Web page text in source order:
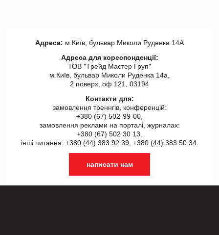
Адреса: м.Київ, бульвар Миколи Руденка 14А
Адреса для кореспонденції:
ТОВ "Tрейд Мастер Груп"
м.Київ, бульвар Миколи Руденка 14а,
2 поверх, оф 121, 03194
Контакти для:
замовлення треннгів, конференцій:
+380 (67) 502-99-00,
замовлення реклами на порталі, журналах:
+380 (67) 502 30 13,
інші питання: +380 (44) 383 92 39, +380 (44) 383 50 34.
написати нам